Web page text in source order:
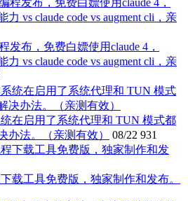
发布，免费白嫖使用claude 4，
力 vs claude code vs augment cli，亲
统在启用了系统代理和 TUN 模式都
办法。（亲测有效）
08/22 931
载工具免费版，独家制作和发布。